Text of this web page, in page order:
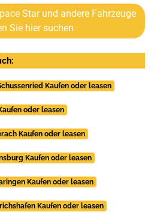
Star und andere Fahrzeuge
Sie hier suchen
Kaufen oder leasen
oder leasen
Kaufen oder leasen
Kaufen oder leasen
Kaufen oder leasen
Kaufen oder leasen